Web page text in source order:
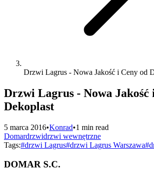
Drzwi Lagrus - Nowa Jakość i Ceny od
Drzwi Lagrus - Nowa Jakość
Dekoplast
5 marca 2016•Konrad•1 min read
Domardrzwidrzwi wewnętrzne
Tags:#drzwi Lagrus#drzwi Lagrus Warszawa#
DOMAR S.C.